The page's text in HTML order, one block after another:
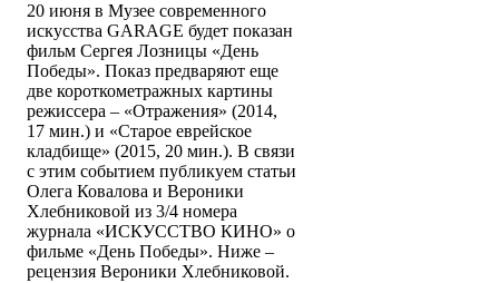
20 июня в Музее современного
искусства GARAGE будет показан
фильм Сергея Лозницы «День
Победы». Показ предваряют еще
две короткометражных картины
режиссера – «Отражения» (2014,
17 мин.) и «Старое еврейское
кладбище» (2015, 20 мин.). В связи
с этим событием публикуем статьи
Олега Ковалова и Вероники
Хлебниковой из 3/4 номера
журнала «ИСКУССТВО КИНО» о
фильме «День Победы». Ниже –
рецензия Вероники Хлебниковой.